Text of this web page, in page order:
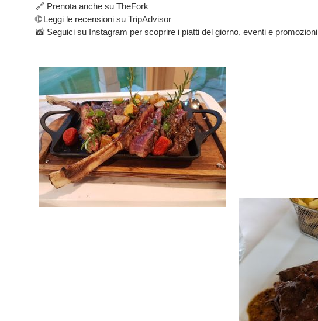
🔗 Prenota anche su TheFork
🌐 Leggi le recensioni su TripAdvisor
📸 Seguici su Instagram per scoprire i piatti del giorno, eventi e promozioni